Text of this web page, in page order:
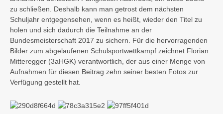
zu schließen. Deshalb kann man getrost dem nächsten
Schuljahr entgegensehen, wenn es heißt, wieder den Titel zu
holen und sich dadurch die Teilnahme an der
Bundesmeisterschaft 2017 zu sichern. Für die hervorragenden
Bilder zum abgelaufenen Schulsportwettkampf zeichnet Florian
Mitteregger (3aHGK) verantwortlich, der aus einer Menge von
Aufnahmen für diesen Beitrag zehn seiner besten Fotos zur
Verfügung gestellt hat.